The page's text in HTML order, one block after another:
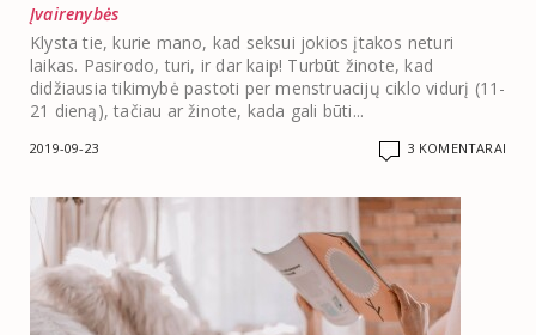
Įvairenybės
Klysta tie, kurie mano, kad seksui jokios įtakos neturi
laikas. Pasirodo, turi, ir dar kaip! Turbūt žinote, kad
didžiausia tikimybė pastoti per menstruacijų ciklo vidurį (11-
21 dieną), tačiau ar žinote, kada gali būti...
2019-09-23 3 KOMENTARAI